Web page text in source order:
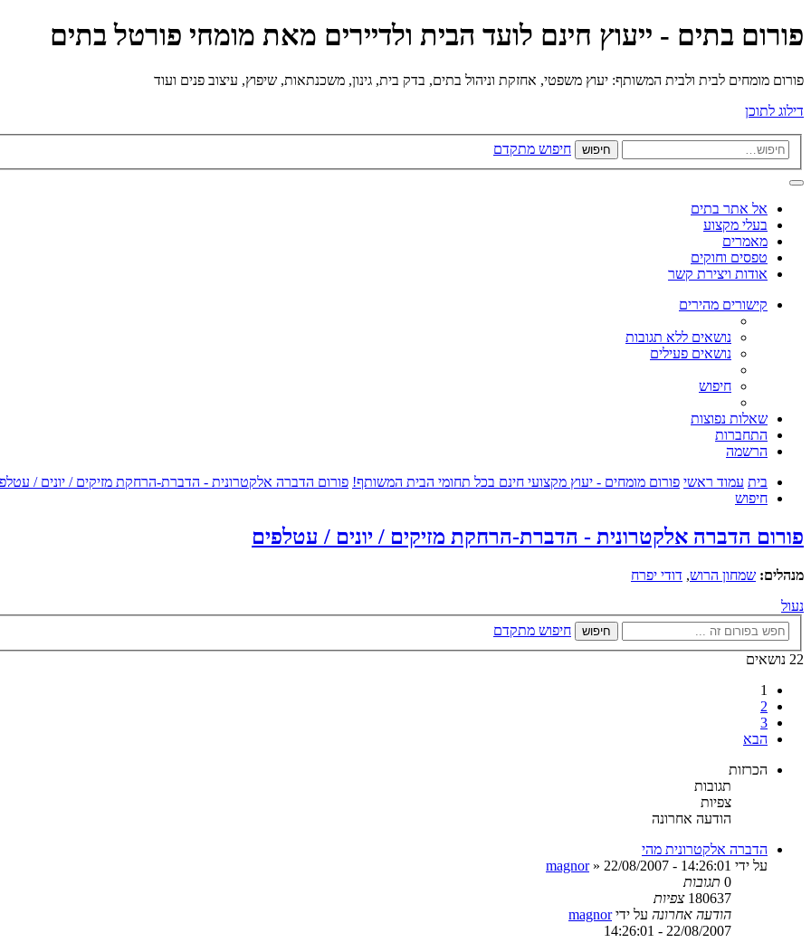
פורום בתים - ייעוץ חינם לועד הבית ולדיירים מאת מומחי פורטל בתים
פורום מומחים לבית ולבית המשותף: יעוץ משפטי, אחזקת וניהול בתים, בדק בית, גינון, משכנתאות, שיפוץ, עיצוב פנים ועוד
דילוג לתוכן
חיפוש חיפוש מתקדם
אל אתר בתים
בעלי מקצוע
מאמרים
טפסים וחוקים
אודות ויצירת קשר
קישורים מהירים
נושאים ללא תגובות
נושאים פעילים
חיפוש
שאלות נפוצות
התחברות
הרשמה
בית עמוד ראשי פורום מומחים - יעוץ מקצועי חינם בכל תחומי הבית המשותף! פורום הדברה אלקטרונית - הדברת-הרחקת מזיקים / יונים /
חיפוש
פורום הדברה אלקטרונית - הדברת-הרחקת מזיקים / יונים / עטלפים
מנהלים: שמחון הרוש, דודי יפרח
נעול
חיפוש
חיפוש מתקדם
22 נושאים
1
2
3
הבא
הכרזות
תגובות
צפיות
הודעה אחרונה
הדברה אלקטרונית מהי
על ידי
magnor» 22/08/2007 - 14:26:01
0 תגובות
180637 צפיות
הודעה אחרונה על ידיmagnor
22/08/2007 - 14:26:01